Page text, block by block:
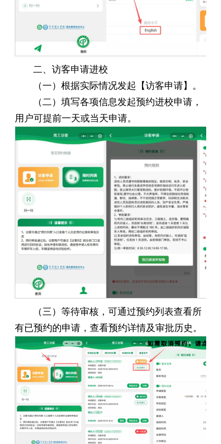
二、访客申请进校
（一）根据实际情况发起【访客申请】。
（二）填写各项信息发起预约进校申请，
用户可提前一天或当天申请。
（三）等待审核，可通过预约列表查看所
有已预约的申请，查看预约详情及审批历史。